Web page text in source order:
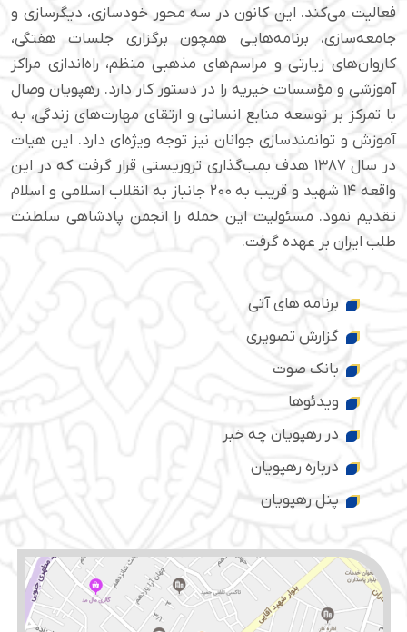
فعالیت می‌کند. این کانون در سه محور خودسازی، دیگرسازی و
جامعه‌سازی، برنامه‌هایی همچون برگزاری جلسات هفتگی،
کاروان‌های زیارتی و مراسم‌های مذهبی منظم، راه‌اندازی مراکز
آموزشی و مؤسسات خیریه را در دستور کار دارد. رهپویان وصال
با تمرکز بر توسعه منابع انسانی و ارتقای مهارت‌های زندگی، به
آموزش و توانمندسازی جوانان نیز توجه ویژه‌ای دارد. این هیات
در سال ۱۳۸۷ هدف بمب‌گذاری تروریستی قرار گرفت که در این
واقعه ۱۴ شهید و قریب به ۲۰۰ جانباز به انقلاب اسلامی و اسلام
تقدیم نمود. مسئولیت این حمله را انجمن پادشاهی سلطنت
طلب ایران بر عهده گرفت.
برنامه های آتی
گزارش تصویری
بانک صوت
ویدئوها
در رهپویان چه خبر
درباره رهپویان
پنل رهپویان